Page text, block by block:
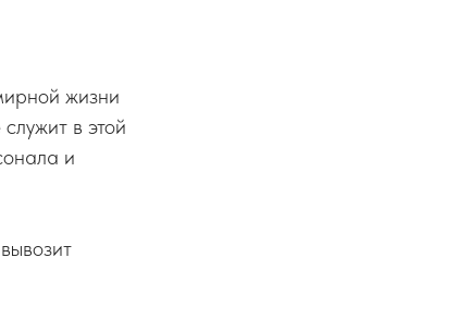
жизни
в этой
и